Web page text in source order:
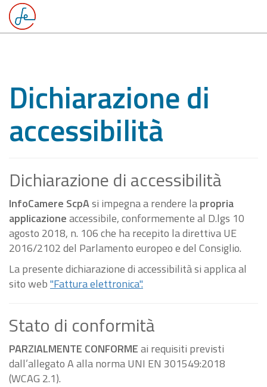
Dichiarazione di
accessibilità
Dichiarazione di accessibilità
InfoCamere ScpAsi impegna a rendere lapropria
applicazioneaccessibile, conformemente al D.lgs 10
agosto 2018, n. 106 che ha recepito la direttiva UE
2016/2102 del Parlamento europeo e del Consiglio.
La presente dichiarazione di accessibilità si applica al
sito web"Fattura elettronica".
Stato di conformità
PARZIALMENTE CONFORMEai requisiti previsti
dall’allegato A alla norma UNI EN 301549:2018
(WCAG 2.1).